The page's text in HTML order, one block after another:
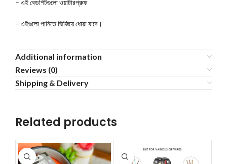
– এই বেডশিটগুলো ওয়াটারপ্রুফ
– এইগুলো পানিতে ভিজিয়ে ধোয়া যাবে।
Additional information
Reviews (0)
Shipping & Delivery
Related products